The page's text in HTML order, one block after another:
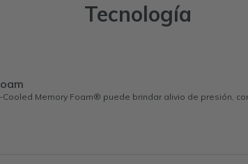
Tecnología
Cooled Memory Foam® puede brindar alivio de presión,